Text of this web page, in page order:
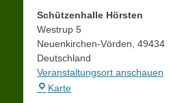
Schützenhalle Hörsten
Westrup 5
Neuenkirchen-Vörden 49434
Deutschland
Veranstaltungsort anschauen
Karte